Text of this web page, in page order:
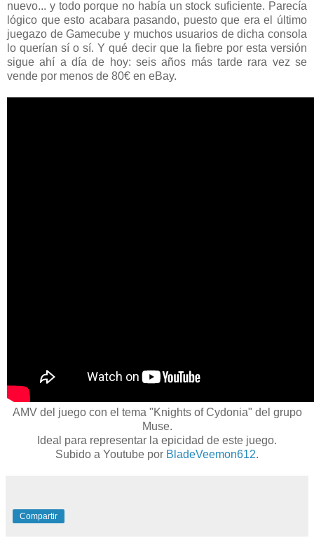
nuevo... y todo porque no había un stock suficiente. Parecía
lógico que esto acabara pasando, puesto que era el último
juegazo de Gamecube y muchos usuarios de dicha consola
lo querían sí o sí. Y qué decir que la fiebre por esta versión
sigue ahí a día de hoy: seis años más tarde rara vez se
vende por menos de 80€ en eBay.
AMV del juego con el tema "Knights of Cydonia" del grupo
Muse.
Ideal para representar la epicidad de este juego.
Subido a Youtube por BladeVeemon612.
Compartir